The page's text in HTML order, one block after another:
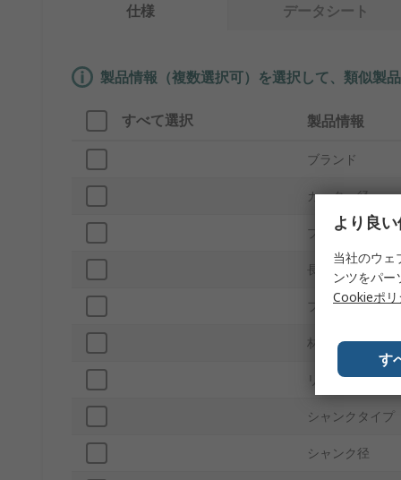
仕様 データシート
製品情報（複数選択可）を選択して、類似製
すべて選択 製品情報
ブランド
カッター径
プロダクトタイ
長さをカット
フルートの数
材質
リード間隔
シャンクタイプ
シャンク径
より良
当社のウェ
ンツをパ
Cookieポリ
す